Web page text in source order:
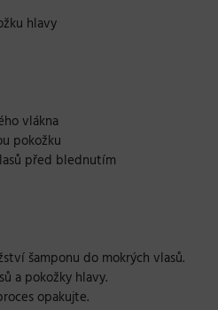
hlavy
vlákna
pokožku
před blednutím
šamponu do mokrých vlasů.
a pokožky hlavy.
opakujte.